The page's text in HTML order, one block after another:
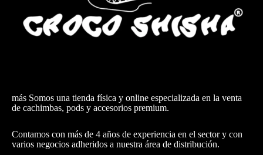
más Somos una tienda física y online especializada en la venta
de cachimbas, pods y accesorios premium.
Contamos con más de 4 años de experiencia en el sector y con
varios negocios adheridos a nuestra área de distribución.